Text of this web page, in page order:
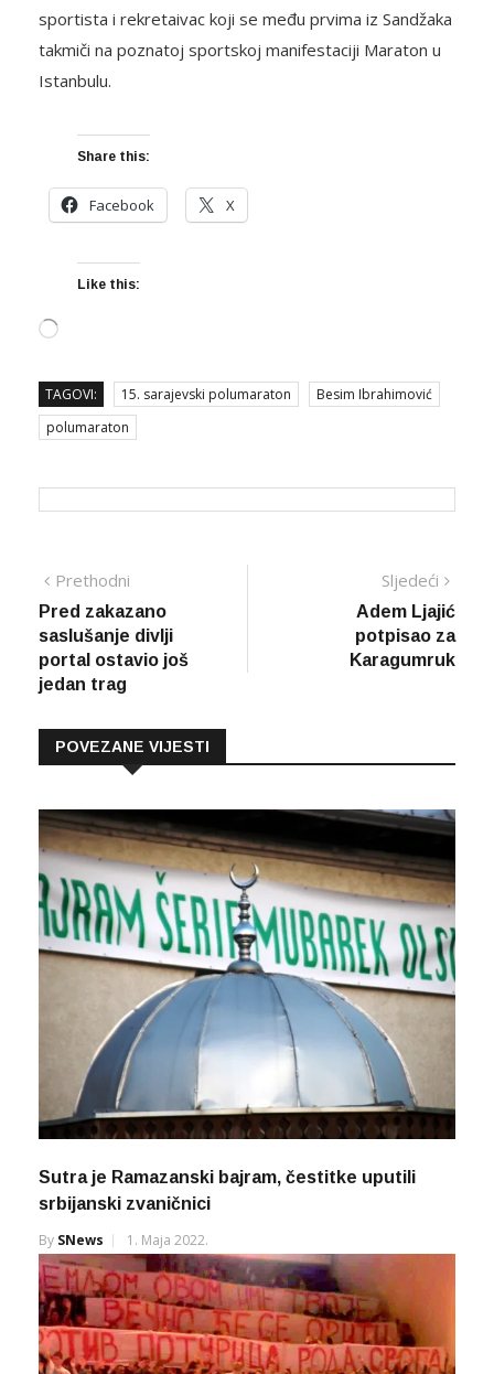
sportista i rekretaivac koji se među prvima iz Sandžaka
takmiči na poznatoj sportskoj manifestaciji Maraton u
Istanbulu.
Share this:
Facebook X
Like this:
Loading…
TAGOVI: 15. sarajevski polumaraton
Besim Ibrahimović
polumaraton
Navigacija
članaka
Prethodni
vijest
Pred zakazano
saslušanje divlji
portal ostavio još
jedan trag
Sljedeći
Adem Ljajić
potpisao za
Karagumruk
POVEZANE VIJESTI
Sutra je Ramazanski bajram, čestitke uputili
srbijanski zvaničnici
By SNews 1. Maja 2022.